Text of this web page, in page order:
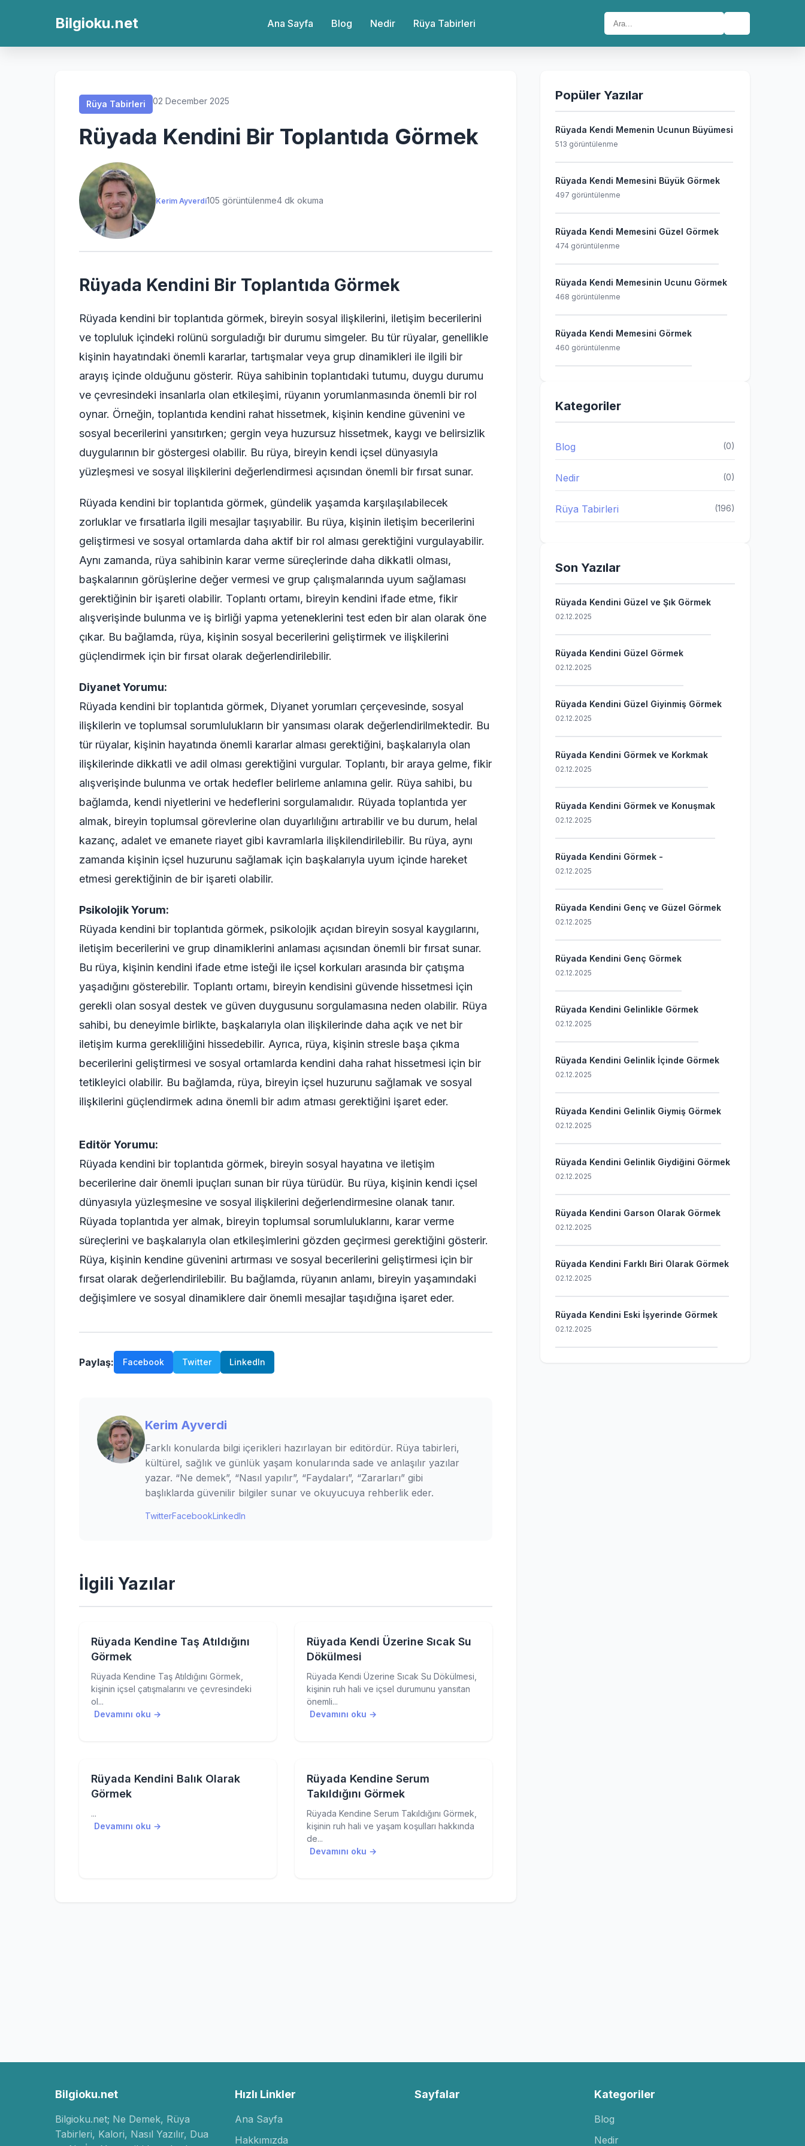
Bilgioku.net Ana Sayfa Blog Nedir Rüya Tabirleri
Rüya Tabirleri 02 December 2025
Rüyada Kendini Bir Toplantıda Görmek
Kerim Ayverdi105 görüntülenme4 dk okuma
Rüyada Kendini Bir Toplantıda Görmek
Rüyada kendini bir toplantıda görmek, bireyin sosyal ilişkilerini, iletişim becerilerini
ve topluluk içindeki rolünü sorguladığı bir durumu simgeler. Bu tür rüyalar, genellikle
kişinin hayatındaki önemli kararlar, tartışmalar veya grup dinamikleri ile ilgili bir
arayış içinde olduğunu gösterir. Rüya sahibinin toplantıdaki tutumu, duygu durumu
ve çevresindeki insanlarla olan etkileşimi, rüyanın yorumlanmasında önemli bir rol
oynar. Örneğin, toplantıda kendini rahat hissetmek, kişinin kendine güvenini ve
sosyal becerilerini yansıtırken; gergin veya huzursuz hissetmek, kaygı ve belirsizlik
duygularının bir göstergesi olabilir. Bu rüya, bireyin kendi içsel dünyasıyla
yüzleşmesi ve sosyal ilişkilerini değerlendirmesi açısından önemli bir fırsat sunar.
Rüyada kendini bir toplantıda görmek, gündelik yaşamda karşılaşılabilecek
zorluklar ve fırsatlarla ilgili mesajlar taşıyabilir. Bu rüya, kişinin iletişim becerilerini
geliştirmesi ve sosyal ortamlarda daha aktif bir rol alması gerektiğini vurgulayabilir.
Aynı zamanda, rüya sahibinin karar verme süreçlerinde daha dikkatli olması,
başkalarının görüşlerine değer vermesi ve grup çalışmalarında uyum sağlaması
gerektiğinin bir işareti olabilir. Toplantı ortamı, bireyin kendini ifade etme, fikir
alışverişinde bulunma ve iş birliği yapma yeteneklerini test eden bir alan olarak öne
çıkar. Bu bağlamda, rüya, kişinin sosyal becerilerini geliştirmek ve ilişkilerini
güçlendirmek için bir fırsat olarak değerlendirilebilir.
Diyanet Yorumu:
Rüyada kendini bir toplantıda görmek, Diyanet yorumları çerçevesinde, sosyal
ilişkilerin ve toplumsal sorumlulukların bir yansıması olarak değerlendirilmektedir. Bu
tür rüyalar, kişinin hayatında önemli kararlar alması gerektiğini, başkalarıyla olan
ilişkilerinde dikkatli ve adil olması gerektiğini vurgular. Toplantı, bir araya gelme, fikir
alışverişinde bulunma ve ortak hedefler belirleme anlamına gelir. Rüya sahibi, bu
bağlamda, kendi niyetlerini ve hedeflerini sorgulamalıdır. Rüyada toplantıda yer
almak, bireyin toplumsal görevlerine olan duyarlılığını artırabilir ve bu durum, helal
kazanç, adalet ve emanete riayet gibi kavramlarla ilişkilendirilebilir. Bu rüya, aynı
zamanda kişinin içsel huzurunu sağlamak için başkalarıyla uyum içinde hareket
etmesi gerektiğinin de bir işareti olabilir.
Psikolojik Yorum:
Rüyada kendini bir toplantıda görmek, psikolojik açıdan bireyin sosyal kaygılarını,
iletişim becerilerini ve grup dinamiklerini anlaması açısından önemli bir fırsat sunar.
Bu rüya, kişinin kendini ifade etme isteği ile içsel korkuları arasında bir çatışma
yaşadığını gösterebilir. Toplantı ortamı, bireyin kendisini güvende hissetmesi için
gerekli olan sosyal destek ve güven duygusunu sorgulamasına neden olabilir. Rüya
sahibi, bu deneyimle birlikte, başkalarıyla olan ilişkilerinde daha açık ve net bir
iletişim kurma gerekliliğini hissedebilir. Ayrıca, rüya, kişinin stresle başa çıkma
becerilerini geliştirmesi ve sosyal ortamlarda kendini daha rahat hissetmesi için bir
tetikleyici olabilir. Bu bağlamda, rüya, bireyin içsel huzurunu sağlamak ve sosyal
ilişkilerini güçlendirmek adına önemli bir adım atması gerektiğini işaret eder.
Editör Yorumu:
Rüyada kendini bir toplantıda görmek, bireyin sosyal hayatına ve iletişim
becerilerine dair önemli ipuçları sunan bir rüya türüdür. Bu rüya, kişinin kendi içsel
dünyasıyla yüzleşmesine ve sosyal ilişkilerini değerlendirmesine olanak tanır.
Rüyada toplantıda yer almak, bireyin toplumsal sorumluluklarını, karar verme
süreçlerini ve başkalarıyla olan etkileşimlerini gözden geçirmesi gerektiğini gösterir.
Rüya, kişinin kendine güvenini artırması ve sosyal becerilerini geliştirmesi için bir
fırsat olarak değerlendirilebilir. Bu bağlamda, rüyanın anlamı, bireyin yaşamındaki
değişimlere ve sosyal dinamiklere dair önemli mesajlar taşıdığına işaret eder.
Paylaş: Facebook Twitter LinkedIn
Kerim Ayverdi
Farklı konularda bilgi içerikleri hazırlayan bir editördür. Rüya tabirleri,
kültürel, sağlık ve günlük yaşam konularında sade ve anlaşılır yazılar
yazar. “Ne demek”, “Nasıl yapılır”, “Faydaları”, “Zararları” gibi
başlıklarda güvenilir bilgiler sunar ve okuyucuya rehberlik eder.
TwitterFacebookLinkedIn
İlgili Yazılar
Rüya Tabirleri
Rüyada Kendine Taş Atıldığını
Görmek
Rüyada Kendine Taş Atıldığını Görmek,
kişinin içsel çatışmalarını ve çevresindeki
ol...
Devamını oku →
Rüya Tabirleri
Rüyada Kendi Üzerine Sıcak Su
Dökülmesi
Rüyada Kendi Üzerine Sıcak Su Dökülmesi,
kişinin ruh hali ve içsel durumunu yansıtan
önemli...
Devamını oku →
Rüya Tabirleri
Rüyada Kendini Balık Olarak
Görmek
...
Devamını oku →
Rüya Tabirleri
Rüyada Kendine Serum
Takıldığını Görmek
Rüyada Kendine Serum Takıldığını Görmek,
kişinin ruh hali ve yaşam koşulları hakkında
de...
Devamını oku →
Popüler Yazılar
Rüyada Kendi Memenin Ucunun Büyümesi
513 görüntülenme
Rüyada Kendi Memesini Büyük Görmek
497 görüntülenme
Rüyada Kendi Memesini Güzel Görmek
474 görüntülenme
Rüyada Kendi Memesinin Ucunu Görmek
468 görüntülenme
Rüyada Kendi Memesini Görmek
460 görüntülenme
Kategoriler
Blog (0)
Nedir (0)
Rüya Tabirleri (196)
Son Yazılar
Rüyada Kendini Güzel ve Şık Görmek
02.12.2025
Rüyada Kendini Güzel Görmek
02.12.2025
Rüyada Kendini Güzel Giyinmiş Görmek
02.12.2025
Rüyada Kendini Görmek ve Korkmak
02.12.2025
Rüyada Kendini Görmek ve Konuşmak
02.12.2025
Rüyada Kendini Görmek -
02.12.2025
Rüyada Kendini Genç ve Güzel Görmek
02.12.2025
Rüyada Kendini Genç Görmek
02.12.2025
Rüyada Kendini Gelinlikle Görmek
02.12.2025
Rüyada Kendini Gelinlik İçinde Görmek
02.12.2025
Rüyada Kendini Gelinlik Giymiş Görmek
02.12.2025
Rüyada Kendini Gelinlik Giydiğini Görmek
02.12.2025
Rüyada Kendini Garson Olarak Görmek
02.12.2025
Rüyada Kendini Farklı Biri Olarak Görmek
02.12.2025
Rüyada Kendini Eski İşyerinde Görmek
02.12.2025
Bilgioku.net
Bilgioku.net; Ne Demek, Rüya
Tabirleri, Kalori, Nasıl Yazılır, Dua
Hızlı Linkler
Ana Sayfa
Hakkımızda
Sayfalar Kategoriler
Blog
Nedir